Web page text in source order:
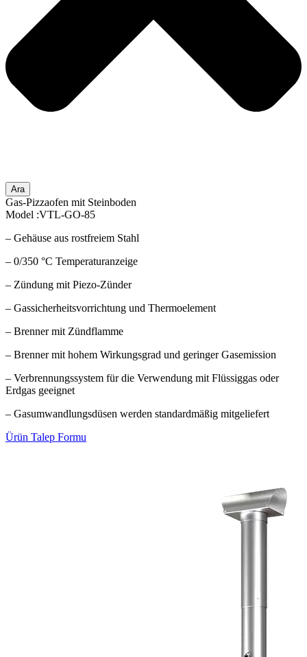
Ara
Gas-Pizzaofen mit Steinboden
Model :VTL-GO-85
– Gehäuse aus rostfreiem Stahl
– 0/350 °C Temperaturanzeige
– Zündung mit Piezo-Zünder
– Gassicherheitsvorrichtung und Thermoelement
– Brenner mit Zündflamme
– Brenner mit hohem Wirkungsgrad und geringer Gasemission
– Verbrennungssystem für die Verwendung mit Flüssiggas oder
Erdgas geeignet
– Gasumwandlungsdüsen werden standardmäßig mitgeliefert
Ürün Talep Formu